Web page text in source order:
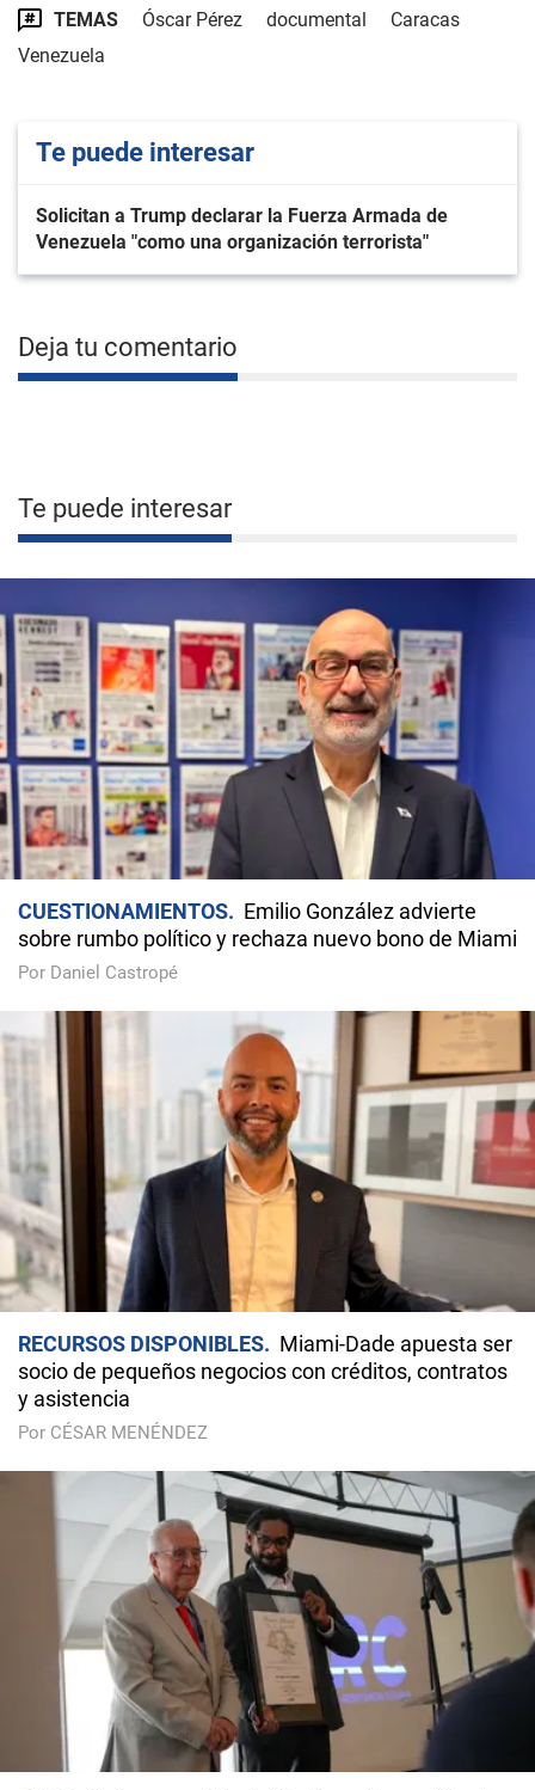
TEMAS Óscar Pérez documental
Caracas
Venezuela
Te puede interesar
Solicitan a Trump declarar la Fuerza Armada de
Venezuela "como una organización terrorista"
Deja tu comentario
Te puede interesar
CUESTIONAMIENTOS
Emilio González advierte
sobre rumbo político y rechaza nuevo bono de Miami
Por Daniel Castropé
RECURSOS DISPONIBLES
Miami-Dade apuesta ser
socio de pequeños negocios con créditos, contratos
y asistencia
Por CÉSAR MENÉNDEZ